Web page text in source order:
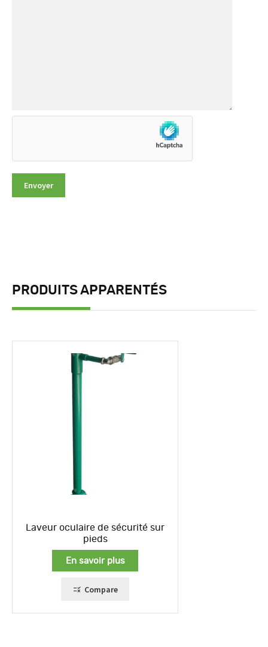
PRODUITS APPARENTÉS
Laveur oculaire de sécurité sur
pieds
En savoir plus
Compare